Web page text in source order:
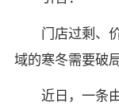
门店过剩、
域的寒冬需要破局
近日，一条